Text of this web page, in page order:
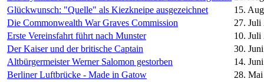
Glückwunsch: "Quelle" als Kiezkneipe ausgezeichnet
15.
Die Commonwealth War Graves Commission
27. Juli
Erste Vereinsfahrt führt nach Munster
10. Juli
Der Kaiser und der britische Captain
30.
Altbürgermeister Werner Salomon gestorben
14.
Berliner Luftbrücke - Made in Gatow
28.